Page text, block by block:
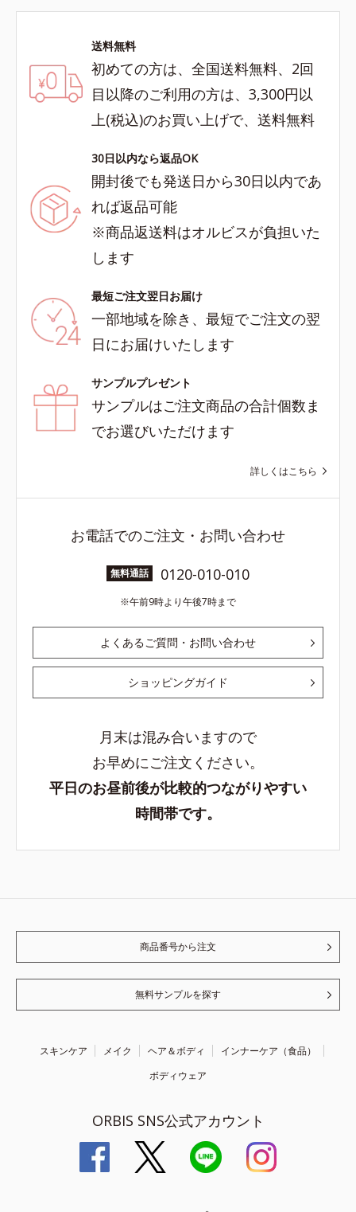
送料無料
初めての方は、全国送料無料、2回
目以降のご利用の方は、3,300円以
上(税込)のお買い上げで、送料無料
30日以内なら返品OK
開封後でも発送日から30日以内であ
れば返品可能
※商品返送料はオルビスが負担いた
します
最短ご注文翌日お届け
一部地域を除き、最短でご注文の翌
日にお届けいたします
サンプルプレゼント
サンプルはご注文商品の合計個数ま
でお選びいただけます
詳しくはこちら
お電話でのご注文・お問い合わせ
無料通話 0120-010-010
午前9時より午後7時まで
よくあるご質問・お問い合わせ
ショッピングガイド
月末は混み合いますので
お早めにご注文ください。
平日のお昼前後が比較的つながりやすい
時間帯です。
商品番号から注文
無料サンプルを探す
スキンケア メイク ヘア＆ボディ
インナーケア（食品）
ボディウェア
ORBIS SNS公式アカウント